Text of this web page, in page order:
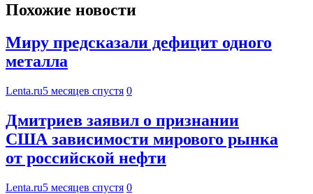
Похожие новости
Миру предсказали дефицит одного
металла
Lenta.ru5 месяцев спустя 0
Дмитриев заявил о признании
США зависимости мирового рынка
от российской нефти
Lenta.ru5 месяцев спустя 0